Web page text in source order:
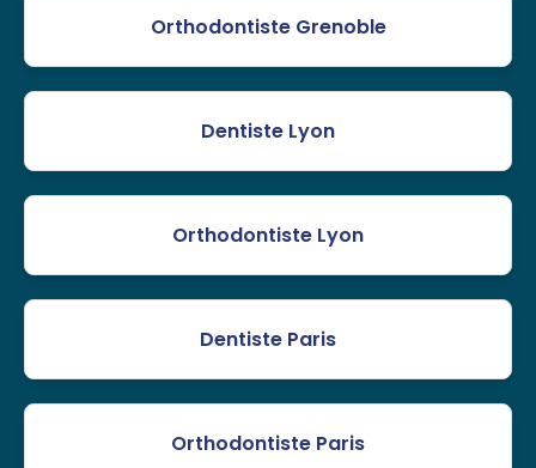
Orthodontiste Grenoble
Dentiste Lyon
Orthodontiste Lyon
Dentiste Paris
Orthodontiste Paris